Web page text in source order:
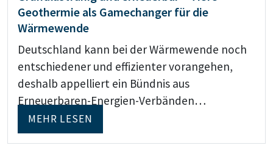
Geothermie als Gamechanger für die
Wärmewende
Deutschland kann bei der Wärmewende noch
entschiedener und effizienter vorangehen,
deshalb appelliert ein Bündnis aus
Erneuerbaren-Energien-Verbänden…
MEHR LESEN